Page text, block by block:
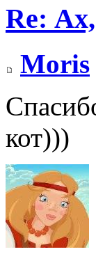
Re:
Moris
кот)))